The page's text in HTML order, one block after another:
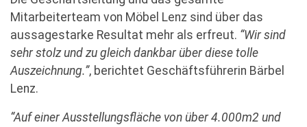
Mitarbeiterteam von Möbel Lenz sind über das
aussagestarke Resultat mehr als erfreut. “Wir sind
sehr stolz und zu gleich dankbar über diese tolle
Auszeichnung.”, berichtet Geschäftsführerin Bärbel
Lenz.
“Auf einer Ausstellungsfläche von über 4.000m2 und